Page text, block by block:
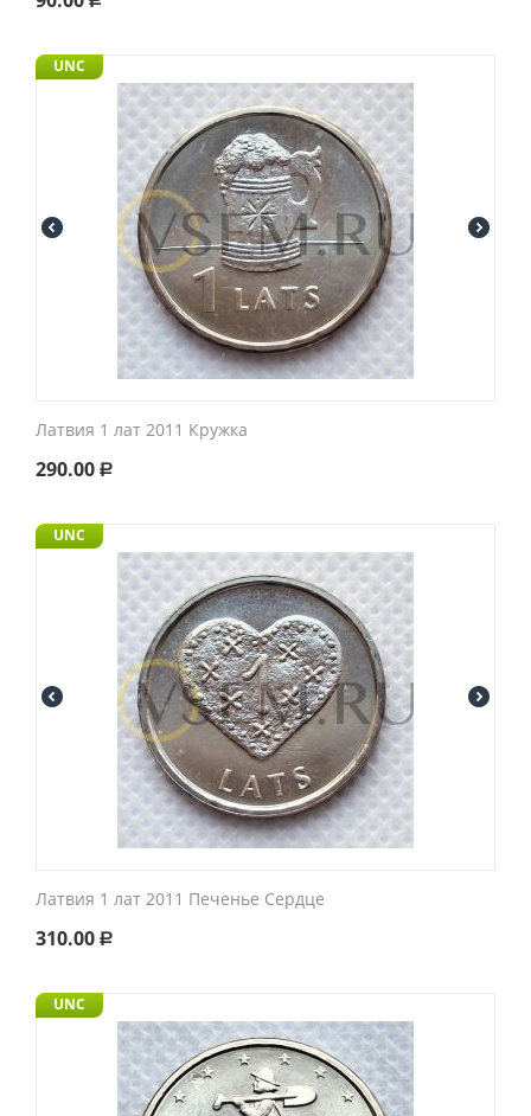
UNC
Латвия 1 лат 2011 Кружка
290.00 Р
UNC
Латвия 1 лат 2011 Печенье Сердце
310.00 Р
UNC